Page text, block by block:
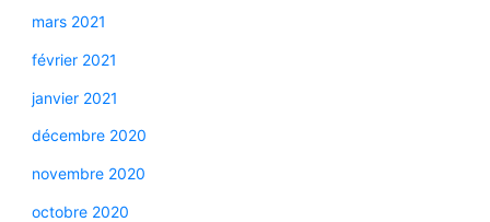
mars 2021
février 2021
janvier 2021
décembre 2020
novembre 2020
octobre 2020